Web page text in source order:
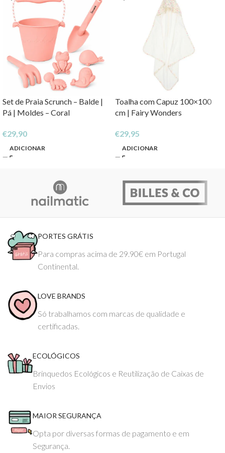
Set de Praia Scrunch – Balde |
Pá | Moldes – Coral
€29,90
ADICIONAR
Toalha com Capuz 100×100
cm | Fairy Wonders
€29,95
ADICIONAR
PORTES GRÁTIS
Para compras acima de 29.90€ em Portugal
Continental.
LOVE BRANDS
Só trabalhamos com marcas de qualidade e
certificadas.
ECOLÓGICOS
Brinquedos Ecológicos e Reutilização de Caixas de
Envios
MAIOR SEGURANÇA
Opta por diversas formas de pagamento e em
Segurança.